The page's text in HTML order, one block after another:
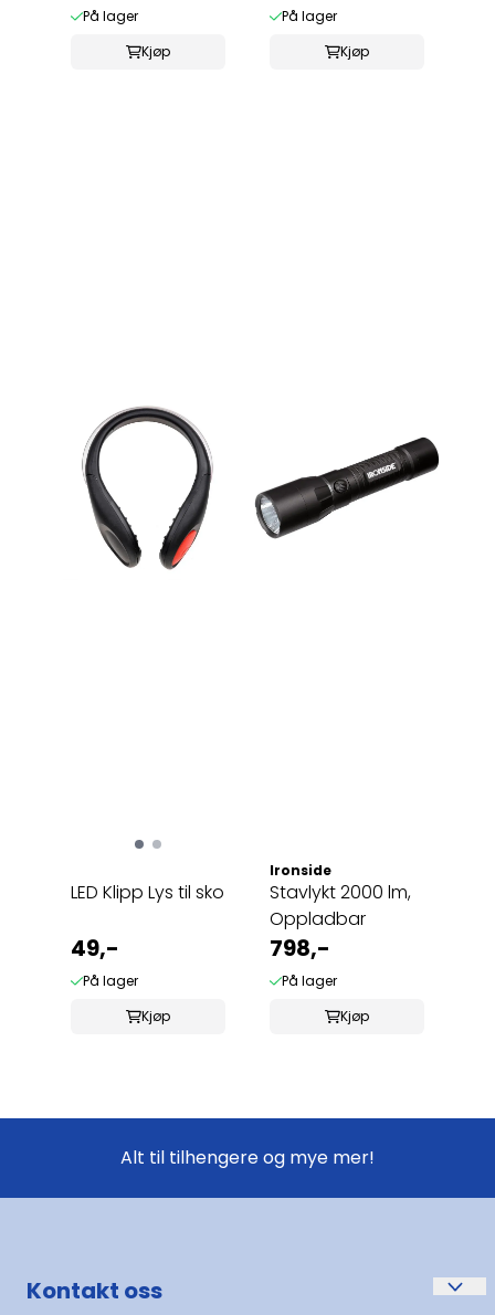
På lager
Kjøp
På lager
Kjøp
LED Klipp Lys til sko
49,-
På lager
Kjøp
Ironside
Stavlykt 2000 lm,
Oppladbar
798,-
På lager
Kjøp
Alt til tilhengere og mye mer!
Kontakt oss